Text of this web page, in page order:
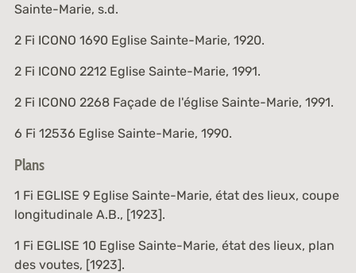
Sainte-Marie, s.d.
2 Fi ICONO 1690Eglise Sainte-Marie, 1920.
2 Fi ICONO 2212Eglise Sainte-Marie, 1991.
2 Fi ICONO 2268Façade de l'église Sainte-Marie, 1991.
6 Fi 12536 Eglise Sainte-Marie, 1990.
Plans
1 Fi EGLISE 9Eglise Sainte-Marie, état des lieux, coupe
longitudinale A.B., [1923].
1 Fi EGLISE 10Eglise Sainte-Marie, état des lieux, plan
des voutes, [1923].